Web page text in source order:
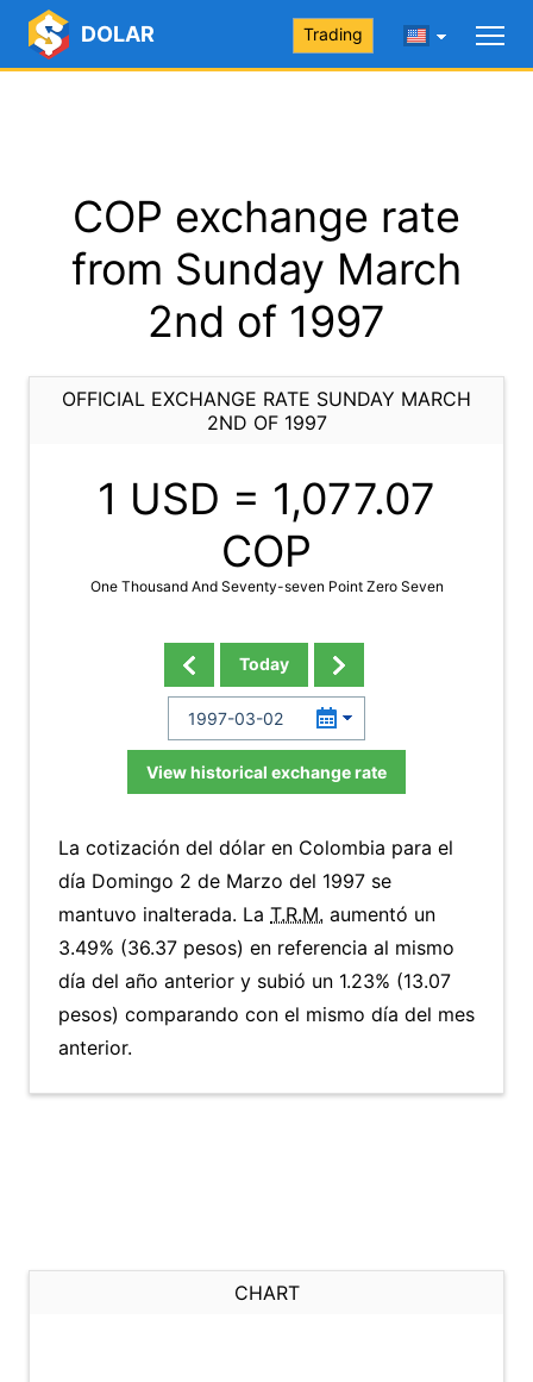
DOLAR Trading
COP exchange rate
from Sunday March
2nd of 1997
OFFICIAL EXCHANGE RATE SUNDAY MARCH
2ND OF 1997
1 USD = 1,077.07
COP
One Thousand And Seventy-seven Point Zero Seven
Today
View historical exchange rate
La cotización del dólar en Colombia para el
día Domingo 2 de Marzo del 1997 se
mantuvo inalterada. La T.R.M. aumentó un
3.49% (36.37 pesos) en referencia al mismo
día del año anterior y subió un 1.23% (13.07
pesos) comparando con el mismo día del mes
anterior.
CHART